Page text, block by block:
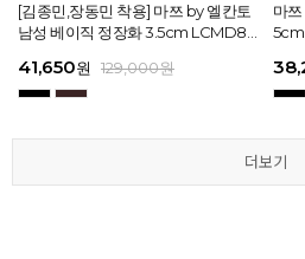
마쯔 by 엘칸토 남성 스트라이프 웨빙
포인트 스니커즈 3cm LCMS68M31
67,150원 179,000원
마
솔
더보기
[김종민,장동민 착용] 마쯔 by 엘칸토
남성 베이직 정장화 3.5cm LCMD80
41,650원 129,000원
마
더보기
마쯔 by 엘칸토 남성 오버랩 로퍼 2c
m LCMC92I126
38,250원 129,000원
마
m
더보기
마쯔 by 엘칸토 남성 포인트 컴포트화
4cm LCMD11M111
41,650원 129,000원
마
4cm
더보기
마쯔 by 엘칸토 남성 스트라이프 웨빙
포인트 스니커즈 3cm LCMS68M31
67,150원 179,000원
마
솔
더보기
[김종민,장동민 착용] 마쯔 by 엘칸토
남성 베이직 정장화 3.5cm LCMD80
41,650원 129,000원
마
더보기